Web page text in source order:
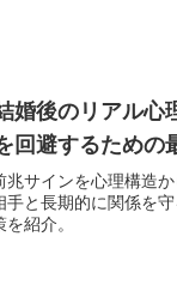
婚後のリアル心
回避するための
兆サインを心理構造
手と長期的に関係を
紹介。